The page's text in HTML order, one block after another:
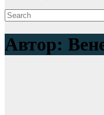
Автор: